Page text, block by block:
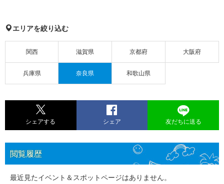
エリアを絞り込む
関西 滋賀県 京都府 大阪府
兵庫県 奈良県 和歌山県
シェアする シェア 友だちに送る
閲覧履歴
最近見たイベント＆スポットページはありません。